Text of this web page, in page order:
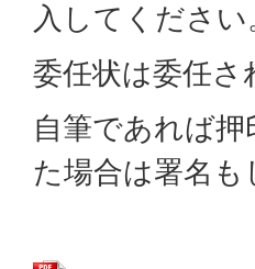
入してください
委任状は委任
自筆であれば
た場合は署名